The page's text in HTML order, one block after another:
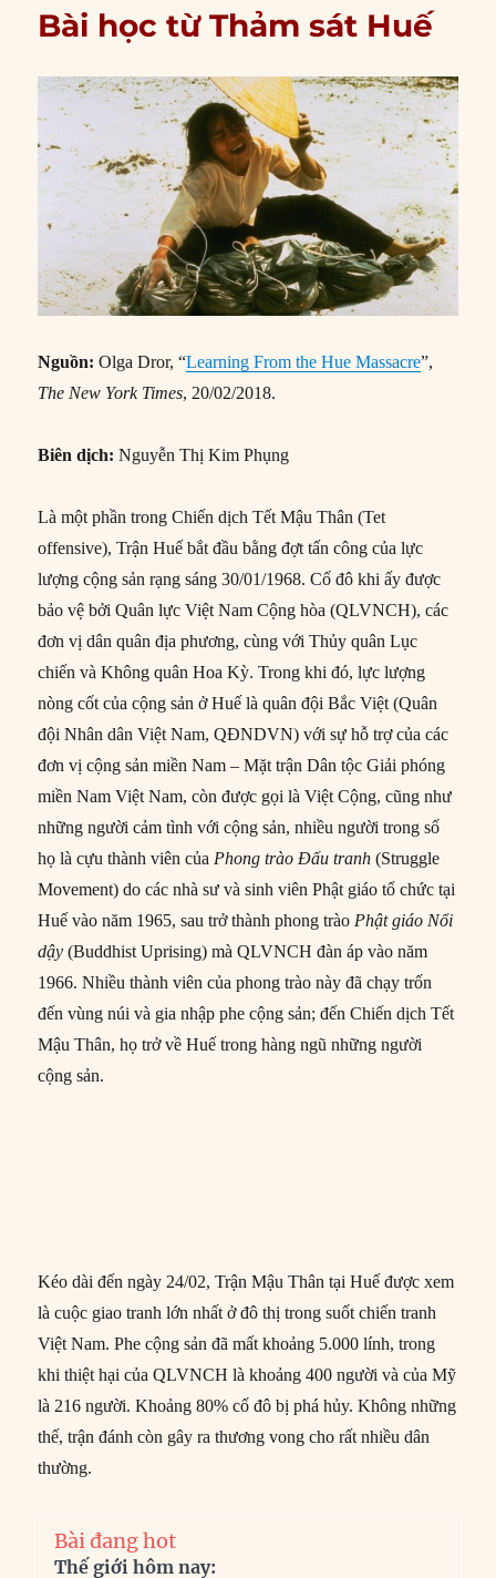
Bài học từ Thảm sát Huế
Nguồn: Olga Dror, “Learning From the Hue Massacre”,
The New York Times, 20/02/2018.
Biên dịch:Nguyễn Thị Kim Phụng
Là một phần trong Chiến dịch Tết Mậu Thân (Tet
offensive), Trận Huế bắt đầu bằng đợt tấn công của lực
lượng cộng sản rạng sáng 30/01/1968. Cố đô khi ấy được
bảo vệ bởi Quân lực Việt Nam Cộng hòa (QLVNCH), các
đơn vị dân quân địa phương, cùng với Thủy quân Lục
chiến và Không quân Hoa Kỳ. Trong khi đó, lực lượng
nòng cốt của cộng sản ở Huế là quân đội Bắc Việt (Quân
đội Nhân dân Việt Nam, QĐNDVN) với sự hỗ trợ của các
đơn vị cộng sản miền Nam – Mặt trận Dân tộc Giải phóng
miền Nam Việt Nam, còn được gọi là Việt Cộng, cũng như
những người cảm tình với cộng sản, nhiều người trong số
họ là cựu thành viên của Phong trào Đấu tranh(Struggle
Movement) do các nhà sư và sinh viên Phật giáo tổ chức tại
Huế vào năm 1965, sau trở thành phong trào Phật giáo Nổi
dậy (Buddhist Uprising) mà QLVNCH đàn áp vào năm
1966. Nhiều thành viên của phong trào này đã chạy trốn
đến vùng núi và gia nhập phe cộng sản; đến Chiến dịch Tết
Mậu Thân, họ trở về Huế trong hàng ngũ những người
cộng sản.
Kéo dài đến ngày 24/02, Trận Mậu Thân tại Huế được xem
là cuộc giao tranh lớn nhất ở đô thị trong suốt chiến tranh
Việt Nam. Phe cộng sản đã mất khoảng 5.000 lính, trong
khi thiệt hại của QLVNCH là khoảng 400 người và của Mỹ
là 216 người. Khoảng 80% cố đô bị phá hủy. Không những
thế, trận đánh còn gây ra thương vong cho rất nhiều dân
thường.
Bài đang hot
Thế giới hôm nay: